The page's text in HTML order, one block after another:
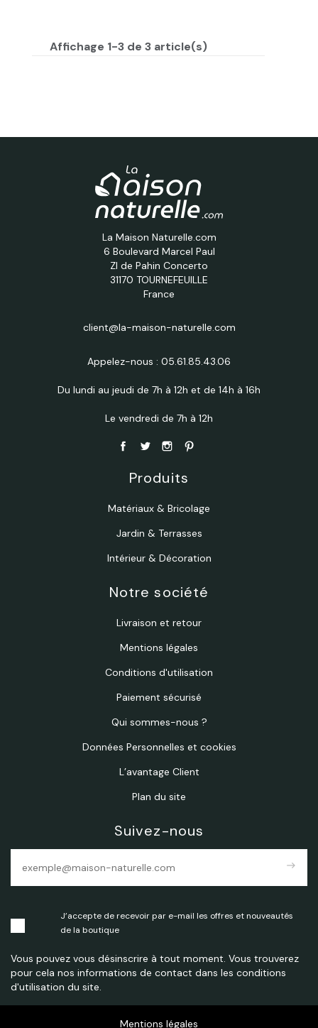
Affichage 1-3 de 3 article(s)
La Maison Naturelle.com
6 Boulevard Marcel Paul
ZI de Pahin Concerto
31170 TOURNEFEUILLE
France
client@la-maison-naturelle.com
Appelez-nous : 05.61.85.43.06
Du lundi au jeudi de 7h à 12h et de 14h à 16h
Le vendredi de 7h à 12h
Produits
Matériaux & Bricolage
Jardin & Terrasses
Intérieur & Décoration
Notre société
Livraison et retour
Mentions légales
Conditions d'utilisation
Paiement sécurisé
Qui sommes-nous ?
Données Personnelles et cookies
L’avantage Client
Plan du site
Suivez-nous
east
J’accepte de recevoir par e-mail les offres et nouveautés
de la boutique
Vous pouvez vous désinscrire à tout moment. Vous trouverez
pour cela nos informations de contact dans les conditions
d'utilisation du site.
Mentions légales